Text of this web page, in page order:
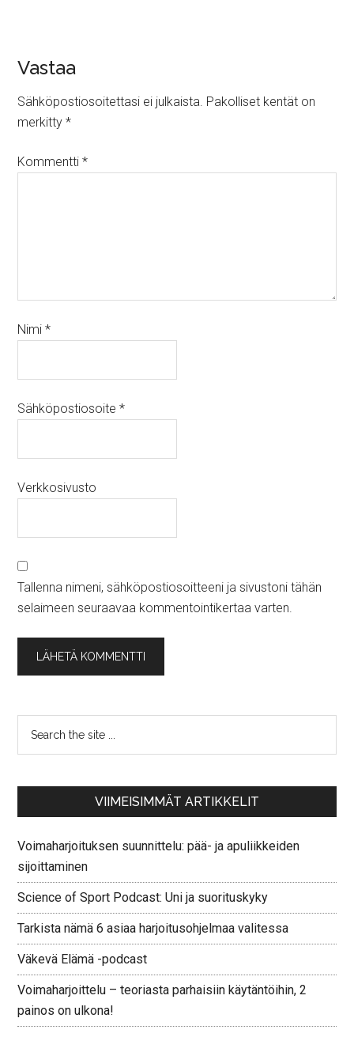
Vastaa
Sähköpostiosoitettasi ei julkaista. Pakolliset kentät on
merkitty*
Kommentti*
Nimi*
Sähköpostiosoite*
Verkkosivusto
Tallenna nimeni, sähköpostiosoitteeni ja sivustoni tähän
selaimeen seuraavaa kommentointikertaa varten.
VIIMEISIMMÄT ARTIKKELIT
Voimaharjoituksen suunnittelu: pää- ja apuliikkeiden
sijoittaminen
Science of Sport Podcast: Uni ja suorituskyky
Tarkista nämä 6 asiaa harjoitusohjelmaa valitessa
Väkevä Elämä -podcast
Voimaharjoittelu – teoriasta parhaisiin käytäntöihin, 2
painos on ulkona!